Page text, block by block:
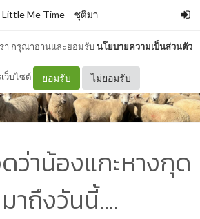
า กรุณาอ่านและยอมรับนโยบายความเป็นส่วนตัว
ว็บไซต์ ยอมรับ ไม่ยอมรับ
Little Me Time – ชุติมา
ว่าน้องแกะหางกุด
าถึงวันนี้....